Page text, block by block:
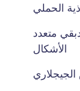
الحملي
متعدد
الأشكال